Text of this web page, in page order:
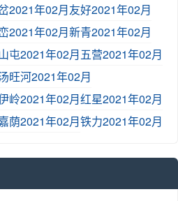
2021年02月友好2021年02月
2021年02月新青2021年02月
屯2021年02月五营2021年02月
旺河2021年02月
岭2021年02月红星2021年02月
荫2021年02月铁力2021年02月